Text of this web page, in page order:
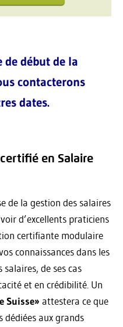
de début de la
contacterons
dates.
en Salaire
de la gestion des salaires
d’excellents praticiens
certifiante modulaire
connaissances dans les
de ses cas
et en crédibilité. Un
Suisse» attestera ce que
dédiées aux grands